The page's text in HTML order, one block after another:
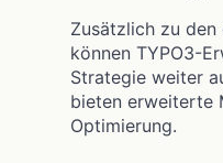
Zusätzlich zu den
können TYPO3-
Strategie weiter
bieten erweiterte
Optimierung.